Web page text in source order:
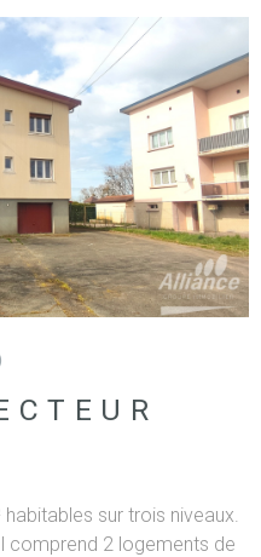
NOS
VENDUS
NOS
sur trois niveaux.
comprend 2 logements de
BIEN
RECHERCHER